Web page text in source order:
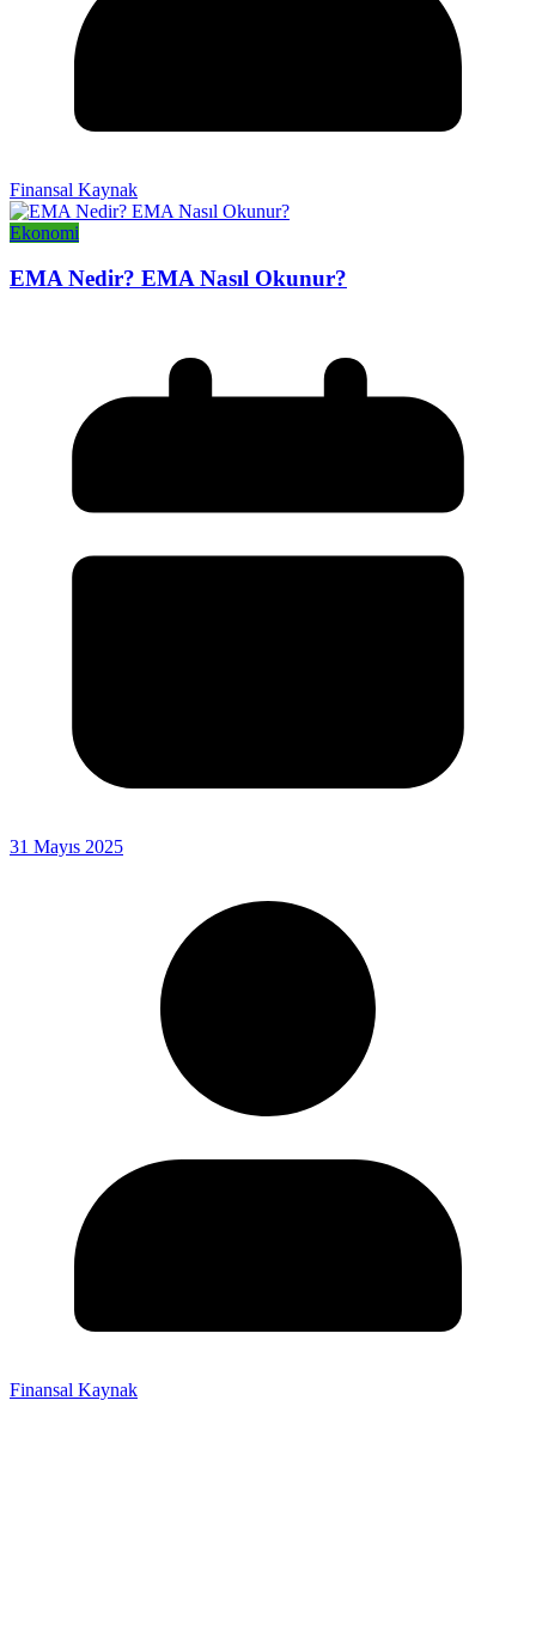
Finansal Kaynak
Ekonomi
EMA Nedir? EMA Nasıl Okunur?
31 Mayıs 2025
Finansal Kaynak